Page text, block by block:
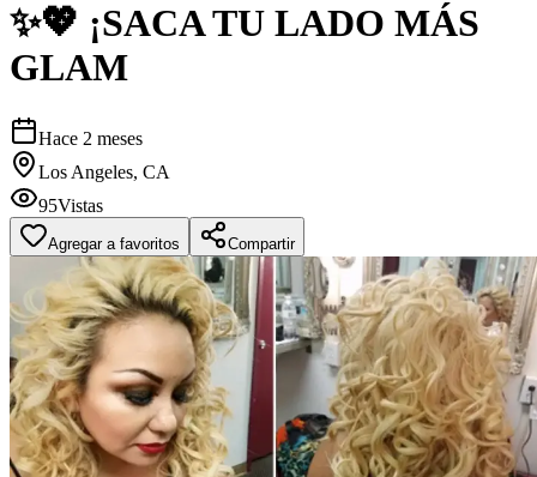
✨💖 ¡SACA TU LADO MÁS
GLAM
Hace 2 meses
Los Angeles, CA
95Vistas
Agregar a favoritos Compartir